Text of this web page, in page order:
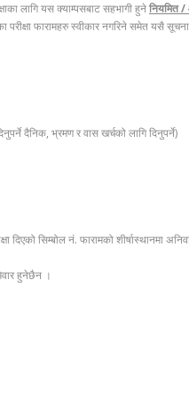
लागि यस क्याम्पसबाट सहभागी हुनेनियमित
फारामहरु स्वीकार नगरिने समेत यसै
दैनिक, भ्रमण र वास खर्चको लागि दिनुपर्ने)
दिएको सिम्बोल नं. फारामको शीर्षास्थानमा
हुनेछैन ।